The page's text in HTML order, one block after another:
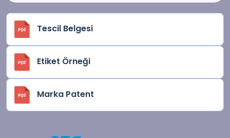
Tescil Belgesi
Etiket Örneği
Marka Patent